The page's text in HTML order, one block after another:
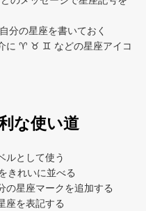
分の星座を書いておく
♈︎ ♉︎ ♊︎ などの星座アイコ
な使い道
ルとして使う
きれいに並べる
の星座マークを追加する
座を表記する